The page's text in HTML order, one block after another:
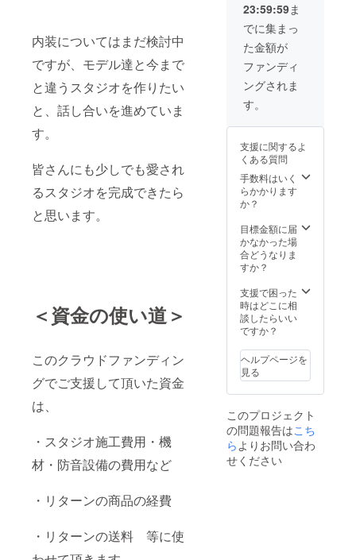
内装についてはまだ検討中
ですが、モデル達と今まで
と違うスタジオを作りたい
と、話し合いを進めていま
す。
皆さんにも少しでも愛され
るスタジオを完成できたら
と思います。
＜資金の使い道＞
このクラウドファンディン
グでご支援して頂いた資金
は、
・スタジオ施工費用・機
材・防音設備の費用など
・リターンの商品の経費
・リターンの送料 等に使
・オリジナル
フォトブック
23:59:59ま
でに集まっ
た金額が
ファンディ
ングされま
す。
支援に関するよ
くある質問
手数料はいく
らかかります
か？
目標金額に届
かなかった場
合どうなりま
すか？
支援で困った
時はどこに相
談したらいい
ですか？
ヘルプページを
見る
このプロジェクト
の問題報告はこち
らよりお問い合わ
せください